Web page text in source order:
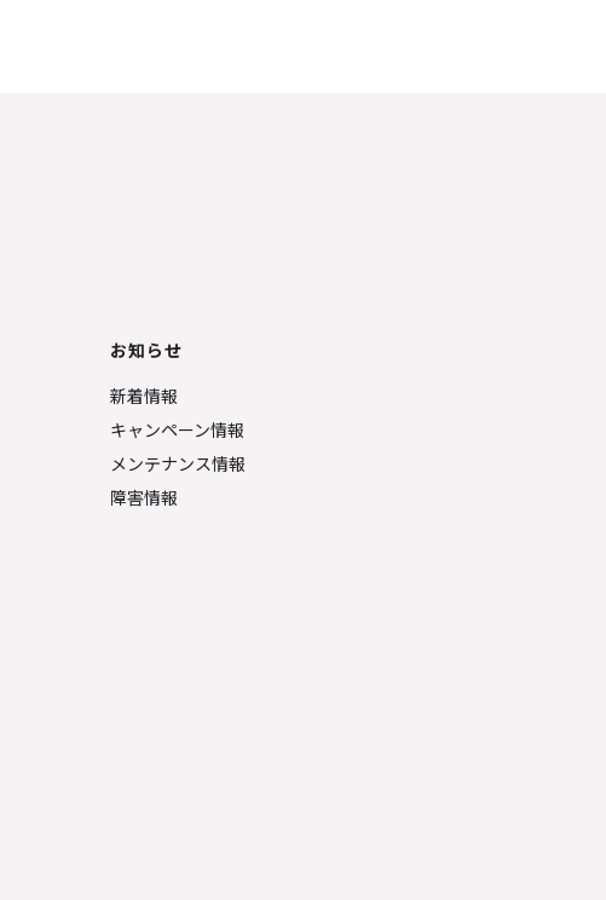
お知らせ
新着情報
キャンペーン情報
メンテナンス情報
障害情報